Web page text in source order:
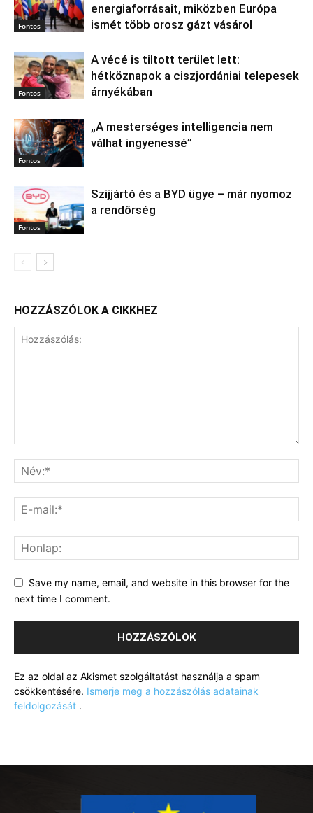
Fontos
energiaforrásait, miközben Európa
ismét több orosz gázt vásárol
Fontos
A vécé is tiltott terület lett:
hétköznapok a ciszjordániai telepesek
árnyékában
Fontos
„A mesterséges intelligencia nem
válhat ingyenessé”
Fontos
Szijjártó és a BYD ügye – már nyomoz
a rendőrség
HOZZÁSZÓLOK A CIKKHEZ
Save my name, email, and website in this browser for the
next time I comment.
Ez az oldal az Akismet szolgáltatást használja a spam
csökkentésére. Ismerje meg a hozzászólás adatainak
feldolgozását .